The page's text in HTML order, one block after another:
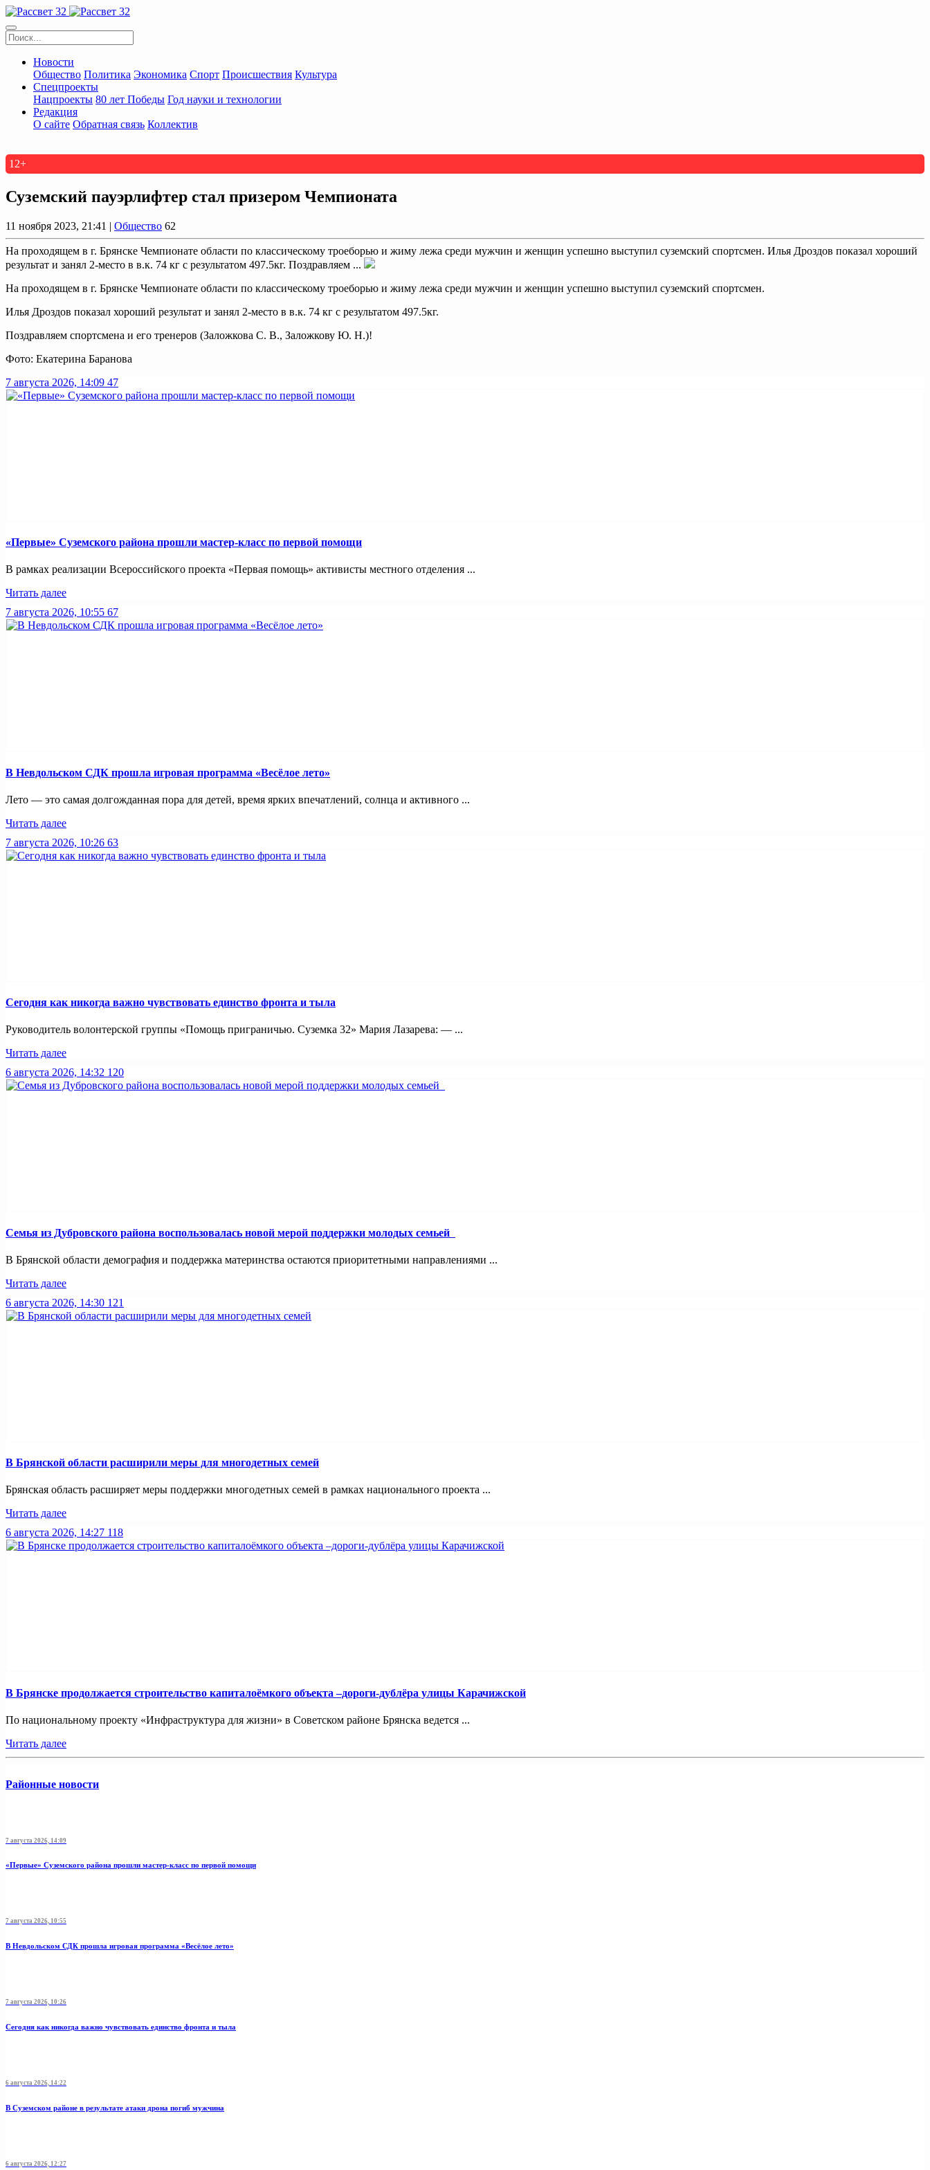
Новости
Общество Политика Экономика Спорт Происшествия Культура
Спецпроекты
Нацпроекты 80 лет Победы Год науки и технологии
Редакция
О сайте Обратная связь Коллектив
12+
Суземский пауэрлифтер стал призером Чемпионата
11 ноября 2023, 21:41 | Общество 62
На проходящем в г. Брянске Чемпионате области по классическому троеборью и жиму лежа среди мужчин и женщин успешно выступил суземский спортсмен. Илья Дроздов показал хороший
результат и занял 2-место в в.к. 74 кг с результатом 497.5кг. Поздравляем ...
На проходящем в г. Брянске Чемпионате области по классическому троеборью и жиму лежа среди мужчин и женщин успешно выступил суземский спортсмен.
Илья Дроздов показал хороший результат и занял 2-место в в.к. 74 кг с результатом 497.5кг.
Поздравляем спортсмена и его тренеров (Заложкова С. В., Заложкову Ю. Н.)!
Фото: Екатерина Баранова
7 августа 2026, 14:09 47
«Первые» Суземского района прошли мастер-класс по первой помощи
В рамках реализации Всероссийского проекта «Первая помощь» активисты местного отделения ...
Читать далее
7 августа 2026, 10:55 67
В Невдольском СДК прошла игровая программа «Весёлое лето»
Лето — это самая долгожданная пора для детей, время ярких впечатлений, солнца и активного ...
Читать далее
7 августа 2026, 10:26 63
Сегодня как никогда важно чувствовать единство фронта и тыла
Руководитель волонтерской группы «Помощь приграничью. Суземка 32» Мария Лазарева: — ...
Читать далее
6 августа 2026, 14:32 120
Семья из Дубровского района воспользовалась новой мерой поддержки молодых семьей
В Брянской области демография и поддержка материнства остаются приоритетными направлениями ...
Читать далее
6 августа 2026, 14:30 121
В Брянской области расширили меры для многодетных семей
Брянская область расширяет меры поддержки многодетных семей в рамках национального проекта ...
Читать далее
6 августа 2026, 14:27 118
В Брянске продолжается строительство капиталоёмкого объекта –дороги-дублёра улицы Карачижской
По национальному проекту «Инфраструктура для жизни» в Советском районе Брянска ведется ...
Читать далее
Районные новости
7 августа 2026, 14:09
«Первые» Суземского района прошли мастер-класс по первой помощи
7 августа 2026, 10:55
В Невдольском СДК прошла игровая программа «Весёлое лето»
7 августа 2026, 10:26
Сегодня как никогда важно чувствовать единство фронта и тыла
6 августа 2026, 14:22
В Суземском районе в результате атаки дрона погиб мужчина
6 августа 2026, 12:27